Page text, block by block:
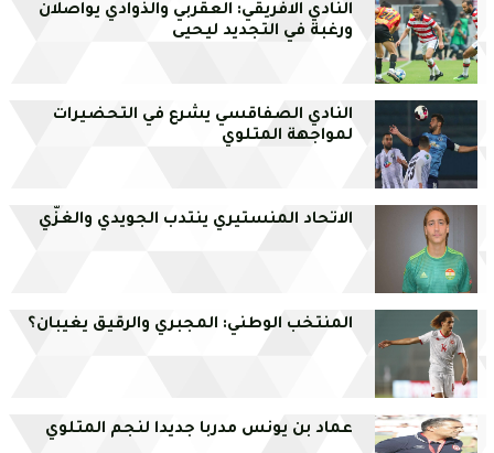
النادي الافريقي: العقربي والذوادي يواصلان
ورغبة في التجديد ليحيى
النادي الصفاقسي يشرع في التحضيرات
لمواجهة المتلوي
الاتحاد المنستيري ينتدب الجويدي والغزّي
المنتخب الوطني: المجبري والرقيق يغيبان؟
عماد بن يونس مدربا جديدا لنجم المتلوي